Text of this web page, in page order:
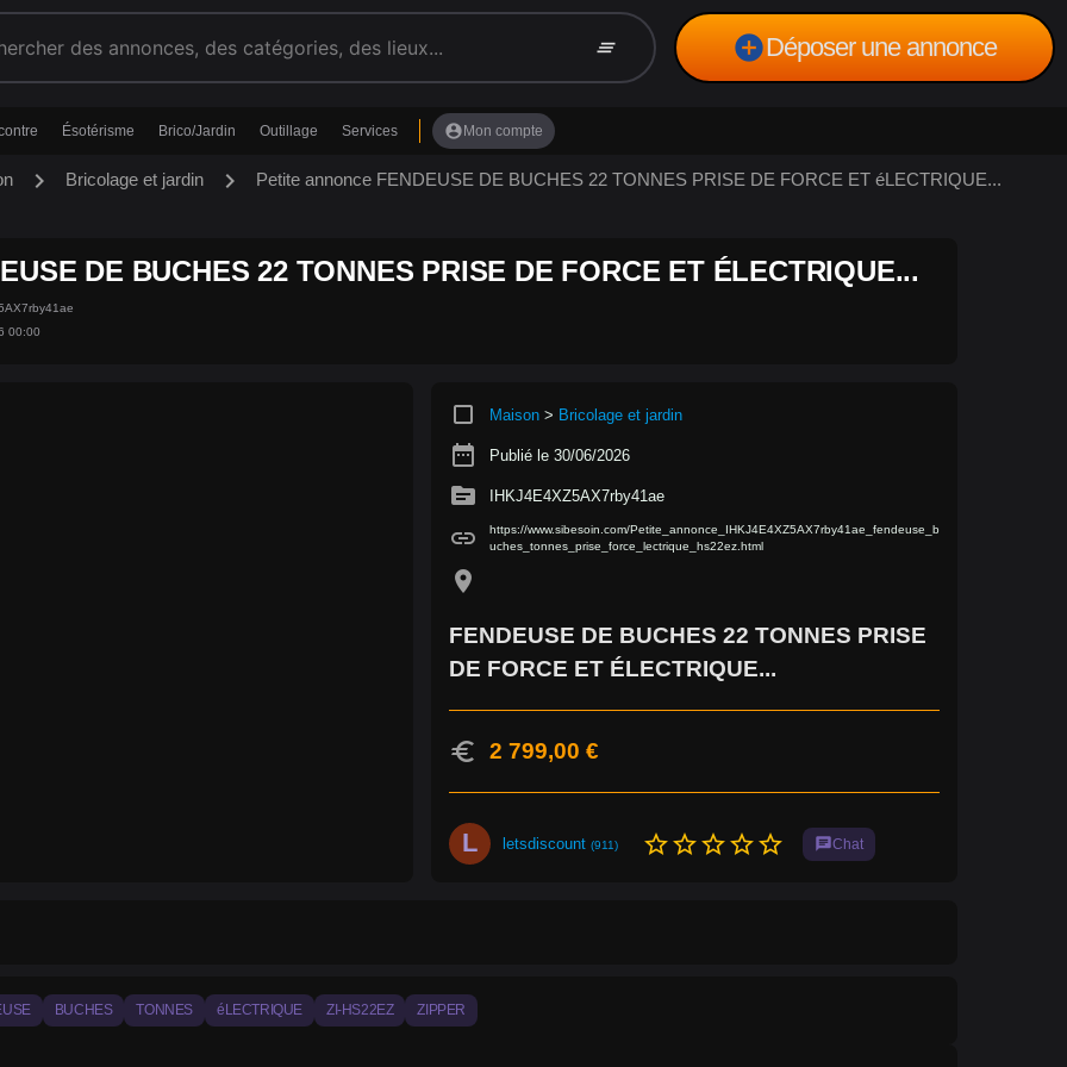
clear_all add_circleDéposer une annonce
Ésotérisme Brico/Jardin Outillage Services account_circle Mon compte
chevron_right Bricolage et jardin chevron_right Petite annonce FENDEUSE DE BUCHES 22 TONNES PRISE DE FORCE ET éLECTRIQUE...
DE BUCHES 22 TONNES PRISE DE FORCE ET ÉLECTRIQUE...
00:00
crop_square Maison> Bricolage et jardin
date_range Publié le 30/06/2026
source IHKJ4E4XZ5AX7rby41ae
link
https://www.sibesoin.com/Petite_annonce_IHKJ4E4XZ5AX7rby41ae_fendeuse_b
uches_tonnes_prise_force_lectrique_hs22ez.html
location_on
FENDEUSE DE BUCHES 22 TONNES PRISE
DE FORCE ET ÉLECTRIQUE...
euro 2 799,00 €
L letsdiscount (911) star_borderstar_borderstar_borderstar_borderstar_border chatChat
BUCHES TONNES éLECTRIQUE ZI-HS22EZ ZIPPER